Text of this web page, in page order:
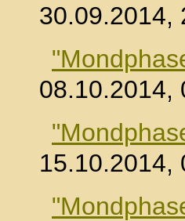
30.09.2014,
08.10.2014,
15.10.2014,